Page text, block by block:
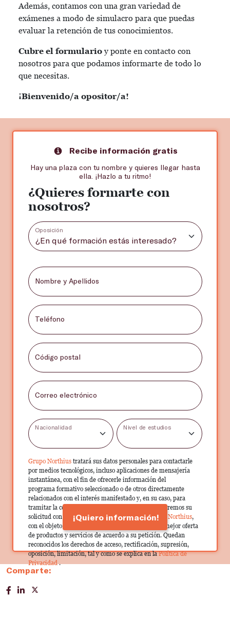
Además, contamos con una gran variedad de
exámenes a modo de simulacro para que puedas
evaluar la retención de tus conocimientos.
Cubre el formularioy ponte en contacto con
nosotros para que podamos informarte de todo lo
que necesitas.
¡Bienvenido/a opositor/a!
Recibe información gratis
Hay una plaza con tu nombre y quieres llegar hasta
ella. ¡Hazlo a tu ritmo!
¿Quieres formarte con
nosotros?
Oposición
Nombre y Apellidos
Teléfono
Código postal
Correo electrónico
Nacionalidad Nivel de estudios
Grupo Northius tratará sus datos personales para contactarle
por medios tecnológicos, incluso aplicaciones de mensajería
instantánea, con el fin de ofrecerle información del
programa formativo seleccionado o de otros directamente
relacionados con el interés manifestado y, en su caso, para
tramitar la contratación correspondiente. Compartiremos su
solicitud con las empresas que conforman elGrupo Northius,
con el objeto de que estas puedan hacerle llegar la mejor oferta
de productos y servicios de acuerdo a su petición. Quedan
reconocidos los derechos de acceso, rectificación, supresión,
oposición, limitación, tal y como se explica en laPolítica de
Privacidad.
¡Quiero información!
Comparte: